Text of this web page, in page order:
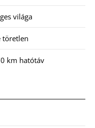
világa
töretlen
km hatótáv